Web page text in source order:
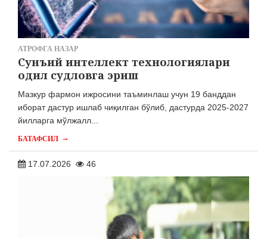
АТРОФГА НАЗАР
Сунъий интеллект технологиялари
одил судловга эриш
Мазкур фармон ижросини таъминлаш учун 19 банддан
иборат дастур ишлаб чиқилган бўлиб, дастурда 2025-2027
йилларга мўлжалл...
БАТАФСИЛ →
17.07.2026 46